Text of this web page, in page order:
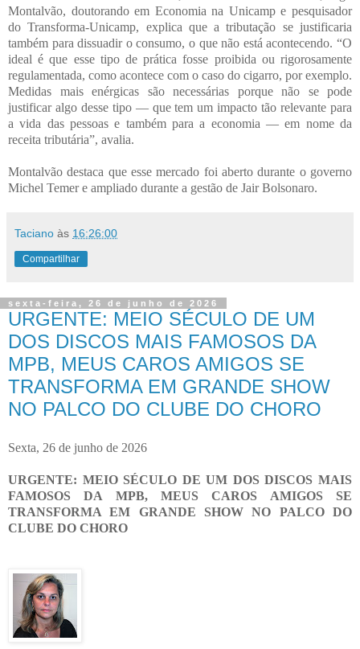
Montalvão, doutorando em Economia na Unicamp e pesquisador
do Transforma-Unicamp, explica que a tributação se justificaria
também para dissuadir o consumo, o que não está acontecendo. “O
ideal é que esse tipo de prática fosse proibida ou rigorosamente
regulamentada, como acontece com o caso do cigarro, por exemplo.
Medidas mais enérgicas são necessárias porque não se pode
justificar algo desse tipo — que tem um impacto tão relevante para
a vida das pessoas e também para a economia — em nome da
receita tributária”, avalia.
Montalvão destaca que esse mercado foi aberto durante o governo
Michel Temer e ampliado durante a gestão de Jair Bolsonaro.
Taciano às 16:26:00
Compartilhar
sexta-feira, 26 de junho de 2026
URGENTE: MEIO SÉCULO DE UM
DOS DISCOS MAIS FAMOSOS DA
MPB, MEUS CAROS AMIGOS SE
TRANSFORMA EM GRANDE SHOW
NO PALCO DO CLUBE DO CHORO
Sexta, 26 de junho de 2026
URGENTE: MEIO SÉCULO DE UM DOS DISCOS MAIS
FAMOSOS DA MPB, MEUS CAROS AMIGOS SE
TRANSFORMA EM GRANDE SHOW NO PALCO DO
CLUBE DO CHORO